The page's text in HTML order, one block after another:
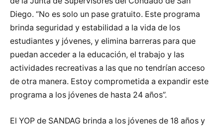
Diego. “No es solo un pase gratuito. Este programa
brinda seguridad y estabilidad a la vida de los
estudiantes y jóvenes, y elimina barreras para que
puedan acceder a la educación, el trabajo y las
actividades recreativas a las que no tendrían acceso
de otra manera. Estoy comprometida a expandir este
programa a los jóvenes de hasta 24 años”.
El YOP de SANDAG brinda a los jóvenes de 18 años y